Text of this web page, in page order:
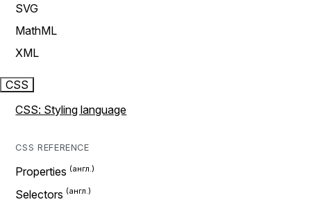
SVG
MathML
XML
CSS
CSS: Styling language
CSS REFERENCE
Properties
Selectors